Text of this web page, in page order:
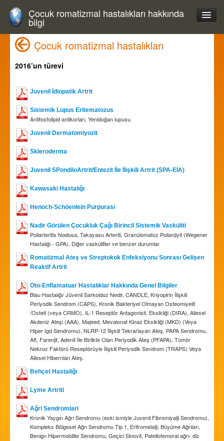
Çocuk romatizmal hastalıkları hakkında
bilgi
Çocuk romatizmal hastalıkları
2016’un türevi
Juvenil İdiopatik Artrit
Sistemik Lupus Eritematozus
Antifosfolipid antikorları, Yenidoğan lupusu
Juvenil Dermatomiyozit
Skleroderma
Juvenil SPondiloArtrit/Entezit İle İlişkili Artrit (SPA-EİA)
Kawasaki Hastalığı
Henoch-Schöenlein Purpurası
Nadir Görülen Çocukluk Çağı Birincil Sistemik Vasküliti
Poliarteritis Nodosa, Takayasu Arteriti, Granülomatoz Polianjiyit (Wegener
Hastalığı - GPA), Diğer vaskülitler ve benzer durumlar
Romatizmal Ateş ve Streptokok Enfeksiyonu Sonrası Gelişen
Reaktif Artrit
Oto-Enflamatuar Hastalıklar Hakkında Genel Bilgiler
Blau Hastalığı/ Jüvenil Sarkoidoz Nedir, CANDLE, Kriyopirin İlişkili
Periyodik Sendrom (CAPS), Kronik Bakteriyel Olmayan Osteomiyelit
/Osteit (veya CRMO), IL-1 Reseptör Antagonisti, Eksikliği (DIRA), Ailesel
Akdeniz Ateşi (AAA), Majeed, Mevalonat Kinaz Eksikliği (MKD) (Veya
Hiper Igd Sendromu), NLRP-12 İlişkili Tekrarlayan Ateş, PAPA Sendromu,
Aft, Farenjit, Adenit İle Birlikte Olan Periyodik Ateş (PFAPA), Tümör
Nekroz Faktörü Reseptörüyle İlişkili Periyodik Sendrom (TRAPS) Veya
Ailesel Hibernian Ateş.
Behçet Hastaliği
Lyme Artriti
Ağri Sendromlari
Kronik Yaygın Ağrı Sendromu (eski ismiyle Juvenil Fibromiyalji Sendromu),
Kompleks Bölgesel Ağrı Sendromu Tip 1, Eritromelalji, Büyüme Ağrıları,
Benign Hipermobilite Sendromu, Geçici Sinovit, Patellofemoral ağrı- diz